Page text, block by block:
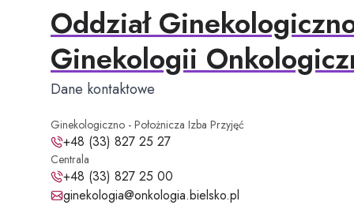
Oddział
Ginekologii
Dane kontaktowe
Ginekologiczno - Położnicza Izba Przyjęć
Ginekologiczno - Położnicza Izba Przyjęć - telefon:
+48 (33) 827 25 27
Centrala
Centrala - telefon:
+48 (33) 827 25 00
Adres e-mail:
ginekologia@onkologia.bielsko.pl